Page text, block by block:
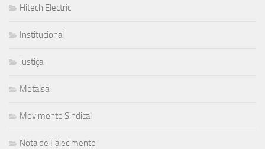
Hitech Electric
Institucional
Justiça
Metalsa
Movimento Sindical
Nota de Falecimento